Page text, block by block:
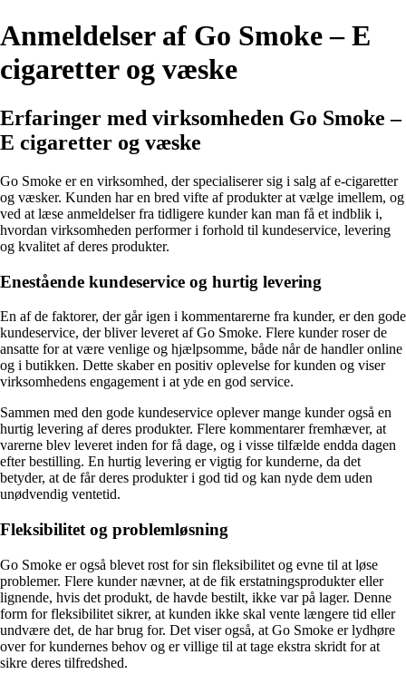
Anmeldelser af Go Smoke – E
cigaretter og væske
Erfaringer med virksomheden Go Smoke –
E cigaretter og væske
Go Smoke er en virksomhed, der specialiserer sig i salg af e-cigaretter
og væsker. Kunden har en bred vifte af produkter at vælge imellem, og
ved at læse anmeldelser fra tidligere kunder kan man få et indblik i,
hvordan virksomheden performer i forhold til kundeservice, levering
og kvalitet af deres produkter.
Enestående kundeservice og hurtig levering
En af de faktorer, der går igen i kommentarerne fra kunder, er den gode
kundeservice, der bliver leveret af Go Smoke. Flere kunder roser de
ansatte for at være venlige og hjælpsomme, både når de handler online
og i butikken. Dette skaber en positiv oplevelse for kunden og viser
virksomhedens engagement i at yde en god service.
Sammen med den gode kundeservice oplever mange kunder også en
hurtig levering af deres produkter. Flere kommentarer fremhæver, at
varerne blev leveret inden for få dage, og i visse tilfælde endda dagen
efter bestilling. En hurtig levering er vigtig for kunderne, da det
betyder, at de får deres produkter i god tid og kan nyde dem uden
unødvendig ventetid.
Fleksibilitet og problemløsning
Go Smoke er også blevet rost for sin fleksibilitet og evne til at løse
problemer. Flere kunder nævner, at de fik erstatningsprodukter eller
lignende, hvis det produkt, de havde bestilt, ikke var på lager. Denne
form for fleksibilitet sikrer, at kunden ikke skal vente længere tid eller
undvære det, de har brug for. Det viser også, at Go Smoke er lydhøre
over for kundernes behov og er villige til at tage ekstra skridt for at
sikre deres tilfredshed.